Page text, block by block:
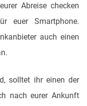
Abreise checken
euer Smartphone.
auch einen
solltet ihr einen der
nach eurer Ankunft